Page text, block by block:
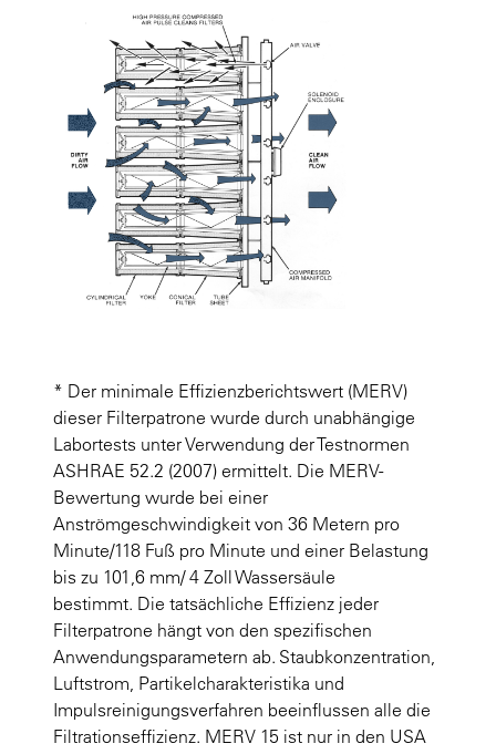
* Der minimale Effizienzberichtswert (MERV)
dieser Filterpatrone wurde durch unabhängige
Labortests unter Verwendung der Testnormen
ASHRAE 52.2 (2007) ermittelt. Die MERV-
Bewertung wurde bei einer
Anströmgeschwindigkeit von 36 Metern pro
Minute/118 Fuß pro Minute und einer Belastung
bis zu 101,6 mm/ 4 Zoll Wassersäule
bestimmt. Die tatsächliche Effizienz jeder
Filterpatrone hängt von den spezifischen
Anwendungsparametern ab. Staubkonzentration,
Luftstrom, Partikelcharakteristika und
Impulsreinigungsverfahren beeinflussen alle die
Filtrationseffizienz. MERV 15 ist nur in den USA